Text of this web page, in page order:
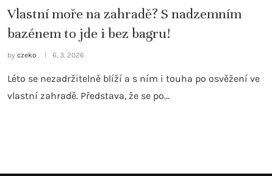
Vlastní moře na zahradě? S nadzemním
bazénem to jde i bez bagru!
by czeko 6. 3. 2026
Léto se nezadržitelně blíží a s ním i touha po osvěžení ve
vlastní zahradě. Představa, že se po…